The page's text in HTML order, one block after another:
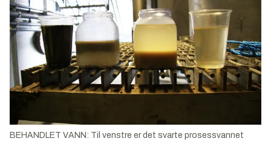
BEHANDLET VANN: Til venstre er det svarte prosessvannet